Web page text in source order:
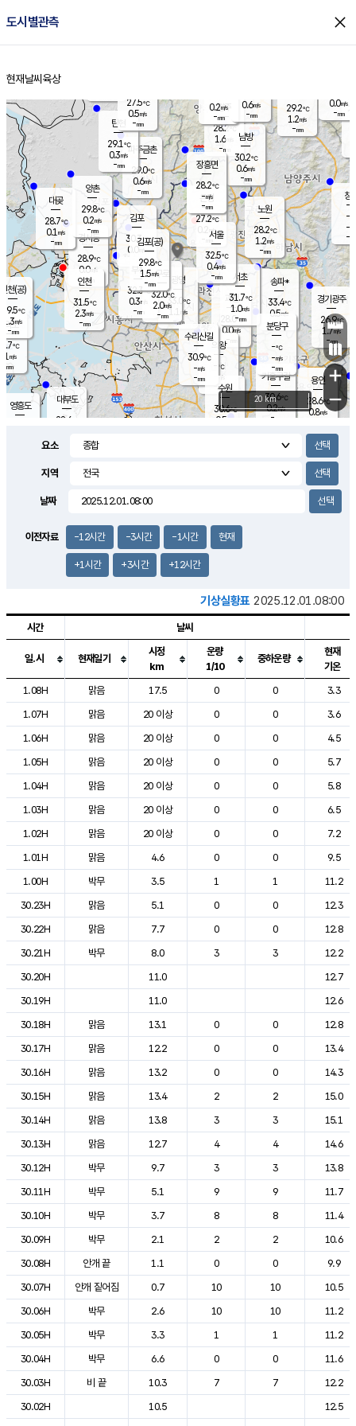
도시별관측 close
홈
현재날씨 육상
의도
℃
m/s
mm
영흥도
양주
28.2℃
1.6
-mm
과천
28.0℃
0.0m/s
- mm
용인
28.6℃
0.8m/s
경기광주
26.9℃
1.7m/s
-mm
0.0m/s
대부도
28.6
경서동
28.9℃
0.0m/s
-mm
파주금촌
29.0℃
0.6m/s
-mm
29.2℃
1.2m/s
-mm
대곶
28.7℃
0.1 m/s
-mm
창
-
-m/
-
탄현
29.1℃
0.3m/s
-mm
0.0m/s
-mm
의왕
- ℃
m/s
mm
김포
30.3℃
0.0 m/s
mm
광명
33.0
℃
1.1 m/s
-mm
부천
32.3℃
0.3m/s
-mm
양촌
29.8℃
0.2m/s
-mm
구로
32.0℃
2.0m/s
-mm
은평
27.2℃
0.2 m/s
- mm
노원
28.2℃
1.2m/s
-mm
송파*
33.4℃
0.5m/s
-mm
서초
31.7℃
1.0m/s
-mm
남방
30.2℃
0.6m/s
-mm
기흥구갈
30.6℃
0.2m/s
-
수리산길
30.9℃
-m/s
-mm
분당구
-℃
-m/s
-mm
장흥면
28.2℃
-m/s
-mm
0.2m/s
-mm
인천(공)
29.5℃
1.3m/s
-mm
김포(공)
29.8℃
1.5m/s
-mm
수원
30.6℃
0.5 m/s
인천
31.5℃
2.3m/s
-mm
서울
32.5℃
0.4m/s
-mm
27.5℃
0.5m/s
-mm
0.6m/s
-mm
+
−
20 km
요소
지역
날짜
이전자료 -12시간 -3시간 -1시간 현재
+1시간 +3시간 +12시간
기상실황표 2025.12.01.08:00
도시별 기상실황표로 지점, 날씨, 기온, 강수, 바람, 기압등을 안내한 표입
시간 날씨
일.시 현재일기
시정
km
운량
1/10
중하운량
현재
기온
1.08H
맑음 17.5 0 0
3.3
1.07H
맑음 20 이상 0 0
3.6
1.06H
맑음 20 이상 0 0
4.5
1.05H
맑음 20 이상 0 0
5.7
1.04H
맑음 20 이상 0 0
5.8
1.03H
맑음 20 이상 0 0
6.5
1.02H
맑음 20 이상 0 0
7.2
1.01H
맑음 4.6 0 0
9.5
1.00H
박무 3.5 1 1
11.2
30.23H
맑음 5.1 0 0
12.3
30.22H
맑음 7.7 0 0
12.8
30.21H
박무 8.0 3 3
12.2
30.20H
11.0
12.7
30.19H
11.0
12.6
30.18H
맑음 13.1 0 0
12.8
30.17H
맑음 12.2 0 0
13.4
30.16H
맑음 13.2 0 0
14.3
30.15H
맑음 13.4 2 2
15.0
30.14H
맑음 13.8 3 3
15.1
30.13H
맑음 12.7 4 4
14.6
30.12H
박무 9.7 3 3
13.8
30.11H
박무 5.1 9 9
11.7
30.10H
박무 3.7 8 8
11.4
30.09H
박무 2.1 2 2
10.6
30.08H
안개 끝 1.1 0 0
9.9
30.07H
안개 짙어짐 0.7 10 10
10.5
30.06H
박무 2.6 10 10
11.2
30.05H
박무 3.3 1 1
11.2
30.04H
박무 6.6 0 0
11.6
30.03H
비 끝 10.3 7 7
12.2
30.02H
10.5
12.5